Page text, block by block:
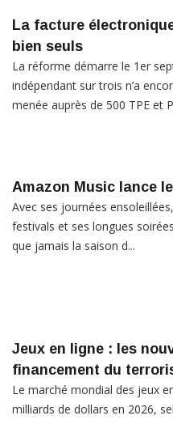
La facture
bien seuls
La réforme démarre le 1er
indépendant sur trois n’a
menée auprès de 500 TPE et
Amazon Music lance
Avec ses journées
festivals et ses longues
que jamais la saison d...
Jeux en ligne : les
financement du
Le marché mondial des jeux
milliards de dollars en 2026,